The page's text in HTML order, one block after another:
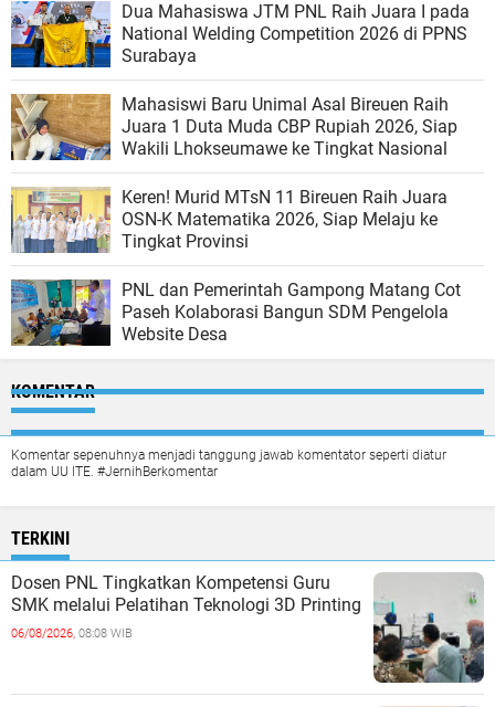
Dua Mahasiswa JTM PNL Raih Juara I pada
National Welding Competition 2026 di PPNS
Surabaya
Mahasiswi Baru Unimal Asal Bireuen Raih
Juara 1 Duta Muda CBP Rupiah 2026, Siap
Wakili Lhokseumawe ke Tingkat Nasional
Keren! Murid MTsN 11 Bireuen Raih Juara
OSN-K Matematika 2026, Siap Melaju ke
Tingkat Provinsi
PNL dan Pemerintah Gampong Matang Cot
Paseh Kolaborasi Bangun SDM Pengelola
Website Desa
KOMENTAR
Komentar sepenuhnya menjadi tanggung jawab komentator seperti diatur
dalam UU ITE. #JernihBerkomentar
TERKINI
Dosen PNL Tingkatkan Kompetensi Guru
SMK melalui Pelatihan Teknologi 3D Printing
06/08/2026, 08:08 WIB